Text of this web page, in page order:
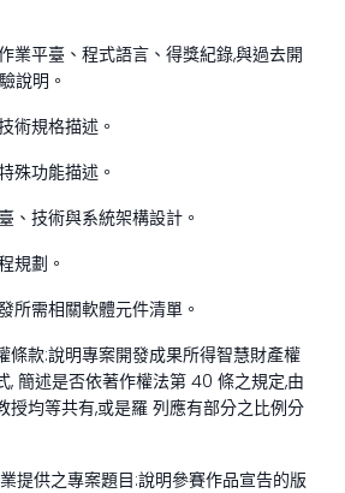
業平臺、程式語言、得獎紀錄,與過去開
說明。
術規格描述。
殊功能描述。
、技術與系統架構設計。
規劃。
所需相關軟體元件清單。
條款:說明專案開發成果所得智慧財產權
, 簡述是否依著作權法第 40 條之規定,由
授均等共有,或是羅 列應有部分之比例分
提供之專案題目:說明參賽作品宣告的版